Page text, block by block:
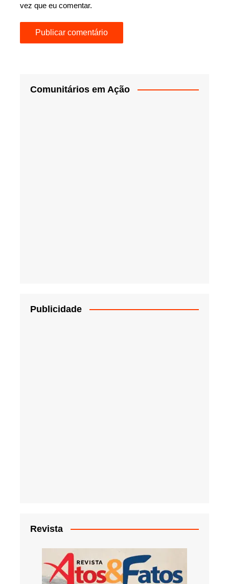
vez que eu comentar.
Comunitários em Ação
Publicidade
Revista